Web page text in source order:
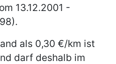
13.12.2001 -
als 0,30 €/km ist
darf deshalb im